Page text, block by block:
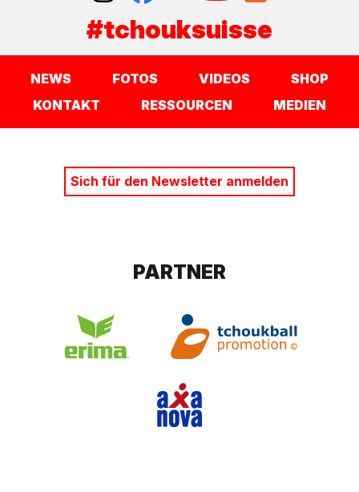
#tchouksuisse
NEWS FOTOS VIDEOS
SHOP
KONTAKT
RESSOURCEN MEDIEN
Sich für den Newsletter anmelden
PARTNER